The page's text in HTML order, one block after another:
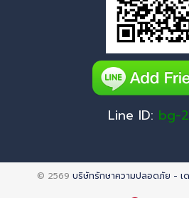
Line ID: bg-
© 2569 บริษัทรักษาความปลอดภัย - เ